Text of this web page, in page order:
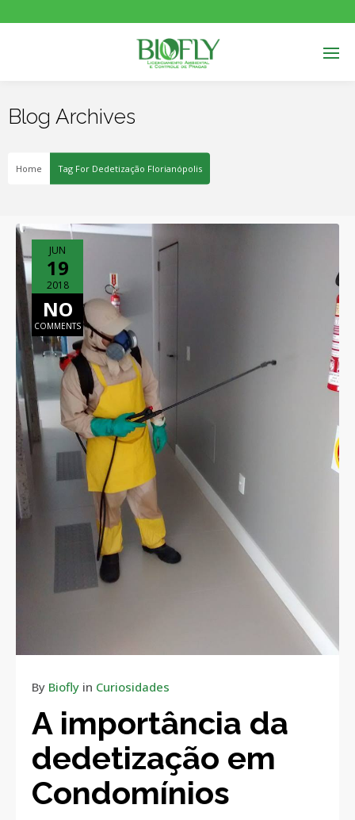
Blog Archives
Home Tag For Dedetização Florianópolis
JUN
19
2018
NO
COMMENTS
By Biofly in Curiosidades
A importância da
dedetização em
Condomínios